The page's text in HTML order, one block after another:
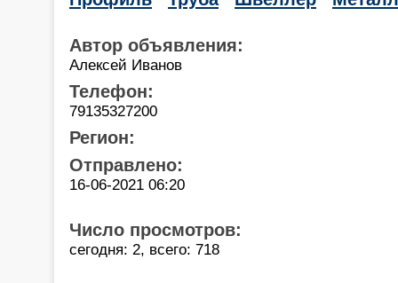
Автор объявления:
Алексей Иванов
Телефон:
79135327200
Регион:
Отправлено:
16-06-2021 06:20
Число просмотров:
сегодня: 2, всего: 718